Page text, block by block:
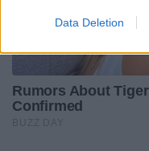
Data Deletion